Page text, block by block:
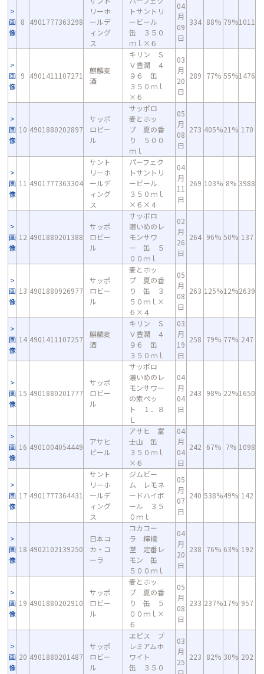
画
像
8 4901777363298
リーホ
ールデ
ィング
ス
トサントリ
ービール
缶 ３５０
ｍｌ×６
04
月
09
日
334 88% 79%1011
画
像
9 4901411107271
麒麟麦
酒
キリン Ｓ
Ｖ豊潤 ４
９６ 缶
３５０ｍｌ
×６
03
月
20
日
289 77% 55%1476
画
像
10 4901880202897
サッポ
ロビー
ル
サッポロ
麦とホッ
プ 夏の香
り ５００
ｍｌ
05
月
08
日
273 405%21% 170
画
像
11 4901777363304
サント
リーホ
ールデ
ィング
ス
パーフェク
トサントリ
ービール
３５０ｍｌ
×６×４
04
月
11
日
269 103% 8% 3988
画
像
12 4901880201388
サッポ
ロビー
ル
サッポロ
濃いめのレ
モンサワ
ー 缶 ５
００ｍｌ
02
月
26
日
264 96% 50% 137
画
像
13 4901880926977
サッポ
ロビー
ル
麦とホッ
プ 夏の香
り 缶 ３
５０ｍｌ×
６×４
05
月
08
日
263 125%12%2639
画
像
14 4901411107257
麒麟麦
酒
キリン Ｓ
Ｖ豊潤 ４
９６ 缶
３５０ｍｌ
03
月
19
日
258 79% 77% 247
画
像
15 4901880201777
サッポ
ロビー
ル
サッポロ
濃いめのレ
モンサワー
の素ペッ
ト １．８
Ｌ
04
月
04
日
243 98% 22%1650
画
像
16 4901004054449
アサヒ
ビール
アサヒ 富
士山 缶
３５０ｍｌ
×６
04
月
04
日
242 67% 7% 1098
画
像
17 4901777364431
サント
リーホ
ールデ
ィング
ス
ジムビー
ム レモネ
ードハイボ
ール ３５
０ｍｌ
05
月
07
日
240 538%49% 142
画
像
18 4902102139250
日本コ
カ・コ
ーラ
コカコー
ラ 檸檬
堂 定番レ
モン 缶
５００ｍｌ
04
月
20
日
238 76% 63% 192
画
像
19 4901880202910
サッポ
ロビー
ル
麦とホッ
プ 夏の香
り 缶 ５
００ｍｌ×
６
05
月
08
日
233 237%17% 957
画
像
20 4901880201487
サッポ
ロビー
ル
ヱビス プ
レミアムホ
ワイト
缶 ３５０
03
月
25
223 82% 30% 202